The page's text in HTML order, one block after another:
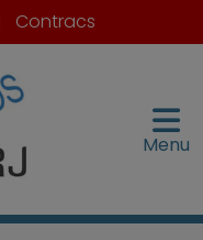
Contracs
Menu